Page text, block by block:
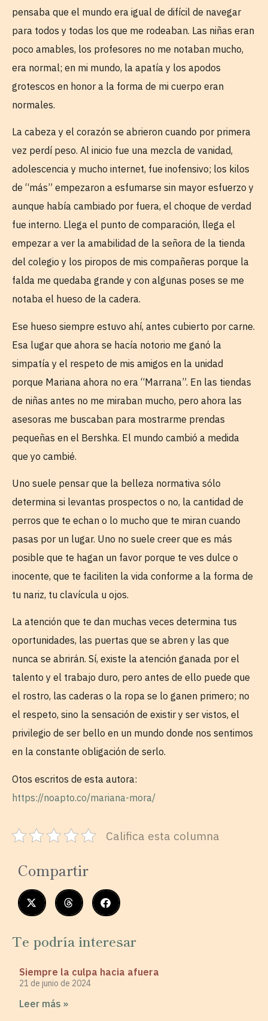
pensaba que el mundo era igual de difícil de navegar
para todos y todas los que me rodeaban. Las niñas eran
poco amables, los profesores no me notaban mucho,
era normal; en mi mundo, la apatía y los apodos
grotescos en honor a la forma de mi cuerpo eran
normales.
La cabeza y el corazón se abrieron cuando por primera
vez perdí peso. Al inicio fue una mezcla de vanidad,
adolescencia y mucho internet, fue inofensivo; los kilos
de “más” empezaron a esfumarse sin mayor esfuerzo y
aunque había cambiado por fuera, el choque de verdad
fue interno. Llega el punto de comparación, llega el
empezar a ver la amabilidad de la señora de la tienda
del colegio y los piropos de mis compañeras porque la
falda me quedaba grande y con algunas poses se me
notaba el hueso de la cadera.
Ese hueso siempre estuvo ahí, antes cubierto por carne.
Esa lugar que ahora se hacía notorio me ganó la
simpatía y el respeto de mis amigos en la unidad
porque Mariana ahora no era “Marrana”. En las tiendas
de niñas antes no me miraban mucho, pero ahora las
asesoras me buscaban para mostrarme prendas
pequeñas en el Bershka. El mundo cambió a medida
que yo cambié.
Uno suele pensar que la belleza normativa sólo
determina si levantas prospectos o no, la cantidad de
perros que te echan o lo mucho que te miran cuando
pasas por un lugar. Uno no suele creer que es más
posible que te hagan un favor porque te ves dulce o
inocente, que te faciliten la vida conforme a la forma de
tu nariz, tu clavícula u ojos.
La atención que te dan muchas veces determina tus
oportunidades, las puertas que se abren y las que
nunca se abrirán. Sí, existe la atención ganada por el
talento y el trabajo duro, pero antes de ello puede que
el rostro, las caderas o la ropa se lo ganen primero; no
el respeto, sino la sensación de existir y ser vistos, el
privilegio de ser bello en un mundo donde nos sentimos
en la constante obligación de serlo.
Otos escritos de esta autora:
https://noapto.co/mariana-mora/
Califica esta columna
Compartir
Te podría interesar
Siempre la culpa hacia afuera
21 de junio de 2024
Leer más »